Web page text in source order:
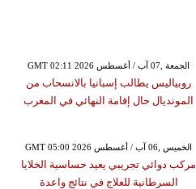
GMT 02:11 2026 الجمعة ,07 آب / أغسطس
روبياليس يطالب إسبانيا بالانسحاب من
المونديال حال إقامة النهائي في المغرب
GMT 05:00 2026 الخميس ,06 آب / أغسطس
مركب دوائي تجريبي يعيد حساسية الخلايا
السرطانية للعلاج في نتائج واعدة